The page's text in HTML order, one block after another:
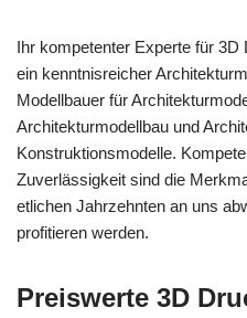
Ihr kompetenter Experte für
ein kenntnisreicher
Modellbauer für
Architekturmodellbau und
Konstruktionsmodelle.
Zuverlässigkeit sind die
etlichen Jahrzehnten an uns
profitieren werden.
Preiswerte 3D